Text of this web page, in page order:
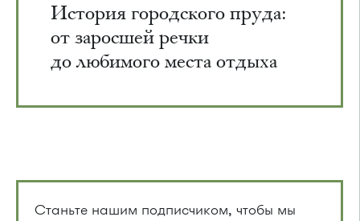
История городского пруда:
от заросшей речки
до любимого места отдыха
Станьте нашим подписчиком, чтобы мы